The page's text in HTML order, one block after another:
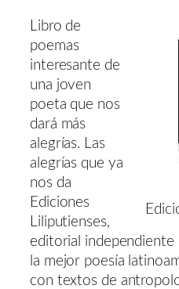
Libro de
poemas
interesante de
una joven
poeta que nos
dará más
alegrías. Las
alegrías que ya
nos da
Ediciones
Liliputienses,
editorial independiente
la mejor poesía
con textos de